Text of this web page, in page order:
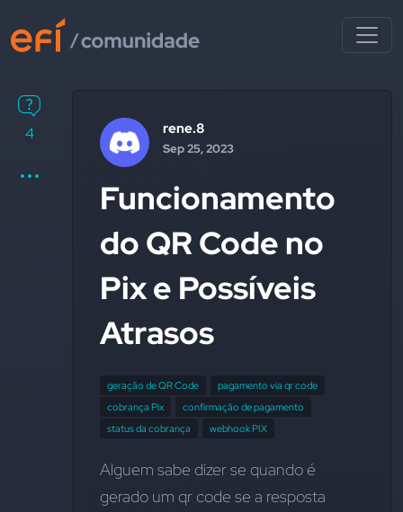
4 rene.8
Sep 25, 2023
Funcionamento
do QR Code no
Pix e Possíveis
Atrasos
geração de QR Code
pagamento via qr code
cobrança Pix
confirmação de pagamento
status da cobrança
webhook PIX
Alguem sabe dizer se quando é
gerado um qr code se a resposta